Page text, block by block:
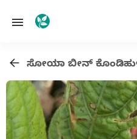
ಸೋಯಾ ಬೀನ್